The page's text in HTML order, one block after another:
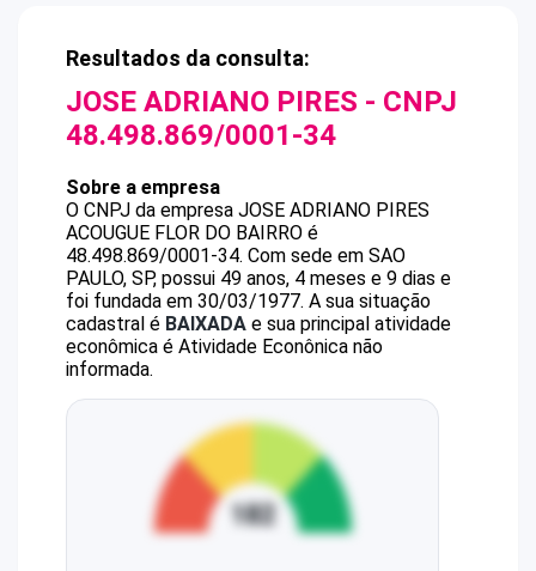
Resultados da consulta:
JOSE ADRIANO PIRES - CNPJ
48.498.869/0001-34
Sobre a empresa
O CNPJ da empresa JOSE ADRIANO PIRES
ACOUGUE FLOR DO BAIRRO é
48.498.869/0001-34. Com sede em SAO
PAULO, SP, possui 49 anos, 4 meses e 9 dias e
foi fundada em 30/03/1977. A sua situação
cadastral é BAIXADA e sua principal atividade
econômica é Atividade Econônica não
informada.